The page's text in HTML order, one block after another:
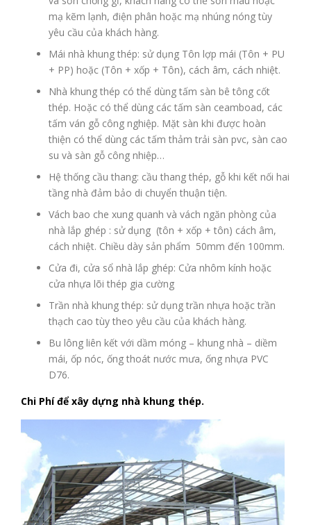
mạ kẽm lạnh, điện phân hoặc mạ nhúng nóng tùy
yêu cầu của khách hàng.
Mái nhà khung thép: sử dụng Tôn lợp mái (Tôn + PU
+ PP) hoặc (Tôn + xốp + Tôn), cách âm, cách nhiệt.
Nhà khung thép có thể dùng tấm sàn bê tông cốt
thép. Hoặc có thể dùng các tấm sàn ceamboad, các
tấm ván gỗ công nghiệp. Mặt sàn khi được hoàn
thiện có thể dùng các tấm thảm trải sàn pvc, sàn cao
su và sàn gỗ công nhiệp…
Hệ thống cầu thang: cầu thang thép, gỗ khi kết nối hai
tầng nhà đảm bảo di chuyển thuận tiện.
Vách bao che xung quanh và vách ngăn phòng của
nhà lắp ghép : sử dụng (tôn + xốp + tôn) cách âm,
cách nhiệt. Chiều dày sản phẩm 50mm đến 100mm.
Cửa đi, cửa sổ nhà lắp ghép: Cửa nhôm kính hoặc
cửa nhựa lõi thép gia cường
Trần nhà khung thép: sử dụng trần nhựa hoặc trần
thạch cao tùy theo yêu cầu của khách hàng.
Bu lông liên kết với dầm móng – khung nhà – diềm
mái, ốp nóc, ống thoát nước mưa, ống nhựa PVC
D76.
Chi Phí để xây dựng nhà khung thép.